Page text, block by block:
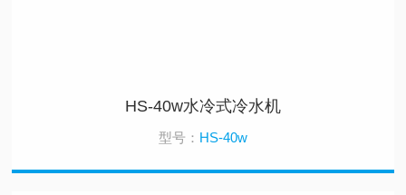
HS-40w水冷式冷水机
型号： HS-40w